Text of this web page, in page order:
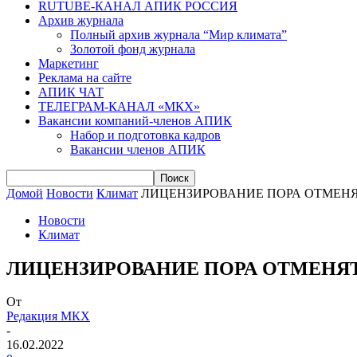
RUTUBE-КАНАЛ АПИК РОССИЯ
Архив журнала
Полный архив журнала “Мир климата”
Золотой фонд журнала
Маркетинг
Реклама на сайте
АПИК ЧАТ
ТЕЛЕГРАМ-КАНАЛ «МКХ»
Вакансии компаний-членов АПИК
Набор и подготовка кадров
Вакансии членов АПИК
Домой Новости Климат ЛИЦЕНЗИРОВАНИЕ ПОРА
Новости
Климат
ЛИЦЕНЗИРОВАНИЕ ПОРА
От
Редакция МКХ
-
16.02.2022